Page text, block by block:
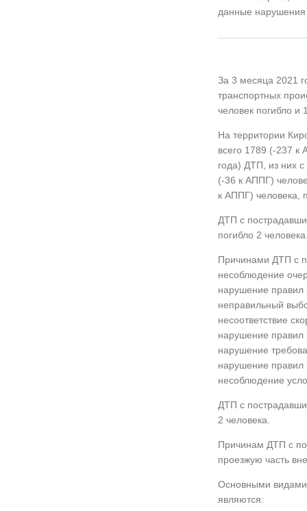
данные нарушения
За 3 месяца 2021
транспортных
человек погибло и
На территории
всего 1789 (-237
года) ДТП, из них
(-36 к АППГ)
к АППГ) человека,
ДТП с
погибло 2
Причинами ДТП с
несоблюдение
нарушение правил
неправильный
несоответствие
нарушение правил
нарушение
нарушение правил
несоблюдение
ДТП с
2 человека.
Причинам ДТП с
проезжую часть
Основными видами
являются: